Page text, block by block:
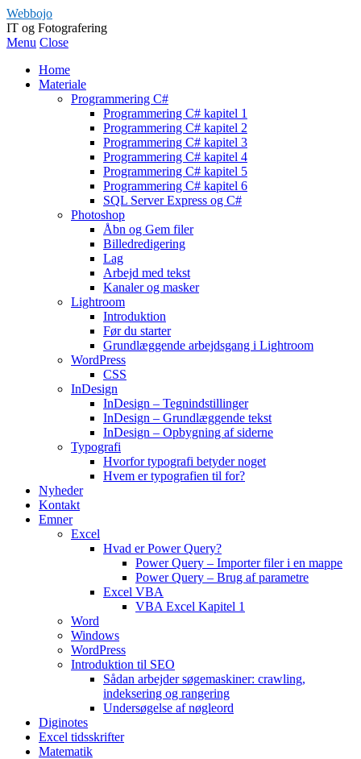
Webbojo
IT og Fotografering
Menu Close
Home
Materiale
Programmering C#
Programmering C# kapitel 1
Programmering C# kapitel 2
Programmering C# kapitel 3
Programmering C# kapitel 4
Programmering C# kapitel 5
Programmering C# kapitel 6
SQL Server Express og C#
Photoshop
Åbn og Gem filer
Billedredigering
Lag
Arbejd med tekst
Kanaler og masker
Lightroom
Introduktion
Før du starter
Grundlæggende arbejdsgang i Lightroom
WordPress
CSS
InDesign
InDesign – Tegnindstillinger
InDesign – Grundlæggende tekst
InDesign – Opbygning af siderne
Typografi
Hvorfor typografi betyder noget
Hvem er typografien til for?
Nyheder
Kontakt
Emner
Excel
Hvad er Power Query?
Power Query – Importer filer i en mappe
Power Query – Brug af parametre
Excel VBA
VBA Excel Kapitel 1
Word
Windows
WordPress
Introduktion til SEO
Sådan arbejder søgemaskiner: crawling,
indeksering og rangering
Undersøgelse af nøgleord
Diginotes
Excel tidsskrifter
Matematik